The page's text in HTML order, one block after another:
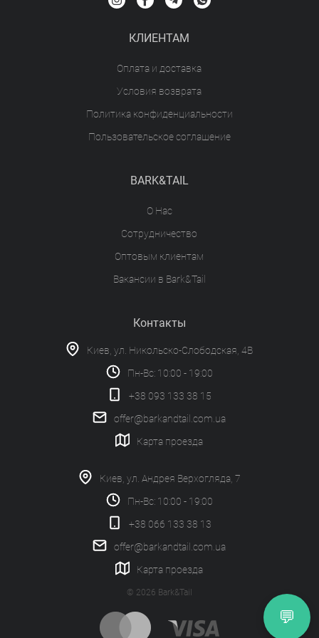
КЛИЕНТАМ
Оплата и доставка
Условия возврата
Политика конфиденциальности
Пользовательское соглашение
BARK&TAIL
О Нас
Сотрудничество
Оптовым клиентам
Вакансии в Bark&Tail
Контакты
Киев, ул. Никольско-Слободская, 4В
Пн-Вс: 10:00 - 19:00
+38 093 133 38 15
offer@barkandtail.com.ua
Карта проезда
Киев, ул. Андрея Верхогляда, 7
Пн-Вс: 10:00 - 19:00
+38 066 133 38 13
offer@barkandtail.com.ua
Карта проезда
© 2026 Bark&Tail
💬